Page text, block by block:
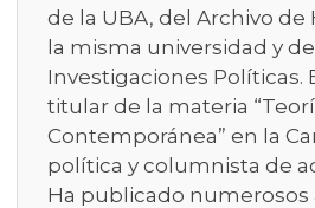
de la UBA, del Archivo de
la misma universidad y
Investigaciones Políticas.
titular de la materia
Contemporánea” en la
política y columnista de
Ha publicado numerosos